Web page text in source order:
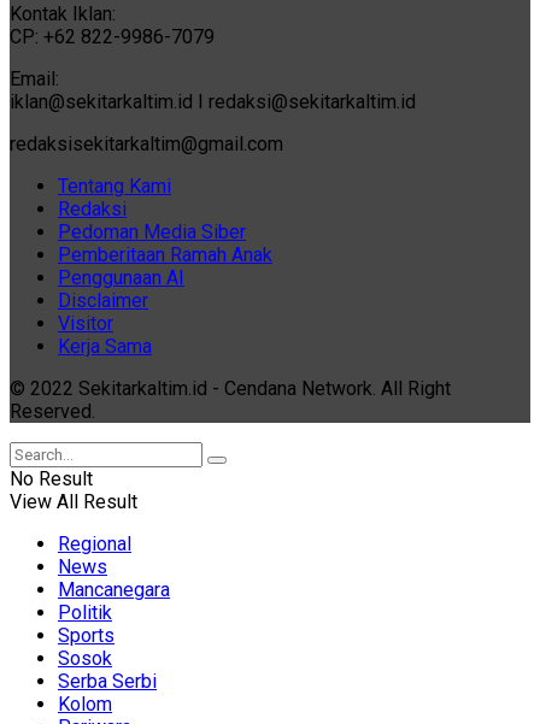
Kontak Iklan:
CP: +62 822-9986-7079
Email:
iklan@sekitarkaltim.id I redaksi@sekitarkaltim.id
redaksisekitarkaltim@gmail.com
Tentang Kami
Redaksi
Pedoman Media Siber
Pemberitaan Ramah Anak
Penggunaan AI
Disclaimer
Visitor
Kerja Sama
© 2022 Sekitarkaltim.id - Cendana Network. All Right
Reserved.
No Result
View All Result
Regional
News
Mancanegara
Politik
Sports
Sosok
Serba Serbi
Kolom